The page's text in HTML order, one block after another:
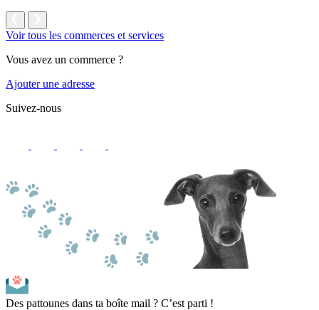
Voir tous les commerces et services
Vous avez un commerce ?
Ajouter une adresse
Suivez-nous
Des pattounes dans ta boîte mail ? C’est parti !